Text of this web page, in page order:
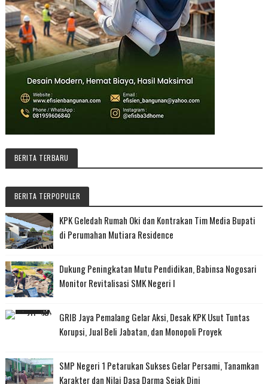
BERITA TERBARU
BERITA TERPOPULER
KPK Geledah Rumah Oki dan Kontrakan Tim Media Bupati
di Perumahan Mutiara Residence
Dukung Peningkatan Mutu Pendidikan, Babinsa Nogosari
Monitor Revitalisasi SMK Negeri I
GRIB Jaya Pemalang Gelar Aksi, Desak KPK Usut Tuntas
Korupsi, Jual Beli Jabatan, dan Monopoli Proyek
SMP Negeri 1 Petarukan Sukses Gelar Persami, Tanamkan
Karakter dan Nilai Dasa Darma Sejak Dini